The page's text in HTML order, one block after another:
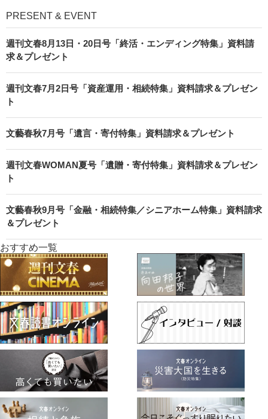
PRESENT & EVENT
週刊文春8月13日・20日号「終活・エンディング特集」資料請
求＆プレゼント
週刊文春7月2日号「資産運用・相続特集」資料請求＆プレゼン
ト
文藝春秋7月号「遺言・寄付特集」資料請求＆プレゼント
週刊文春WOMAN夏号「遺贈・寄付特集」資料請求＆プレゼン
ト
文藝春秋9月号「金融・相続特集／シニアホーム特集」資料請求
＆プレゼント
おすすめ一覧